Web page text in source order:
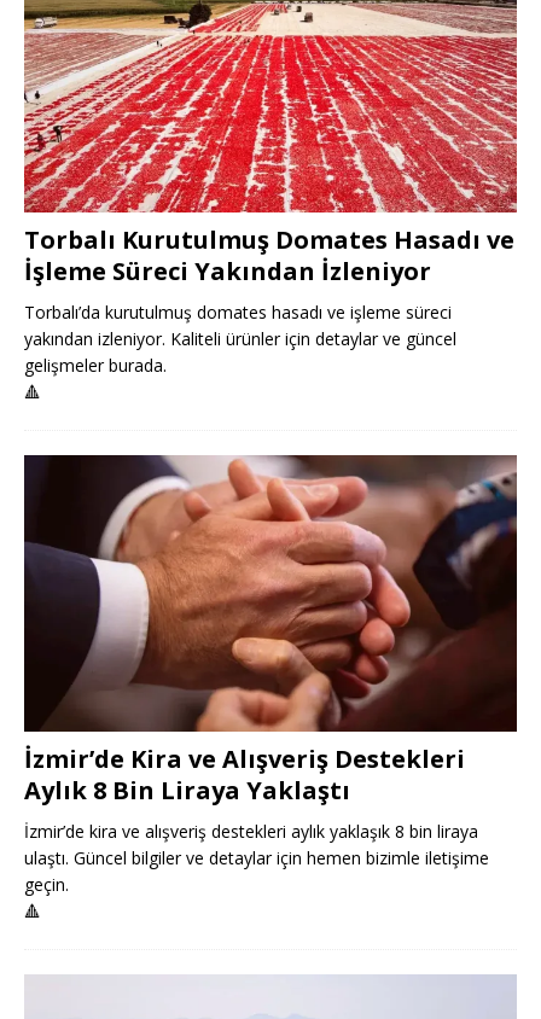
Torbalı Kurutulmuş Domates Hasadı ve
İşleme Süreci Yakından İzleniyor
Torbalı’da kurutulmuş domates hasadı ve işleme süreci
yakından izleniyor. Kaliteli ürünler için detaylar ve güncel
gelişmeler burada.
🔺
İzmir’de Kira ve Alışveriş Destekleri
Aylık 8 Bin Liraya Yaklaştı
İzmir’de kira ve alışveriş destekleri aylık yaklaşık 8 bin liraya
ulaştı. Güncel bilgiler ve detaylar için hemen bizimle iletişime
geçin.
🔺